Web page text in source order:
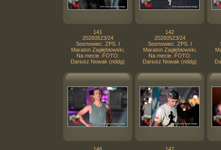
141
20260523/24
Sosnowiec. ZPS. I
Maraton Zagłębiowski.
Na mecie. FOTO:
Dariusz Nowak (nddg)
142
20260523/24
Sosnowiec. ZPS. I
Maraton Zagłębiowski.
Na mecie. FOTO:
Dariusz Nowak (nddg)